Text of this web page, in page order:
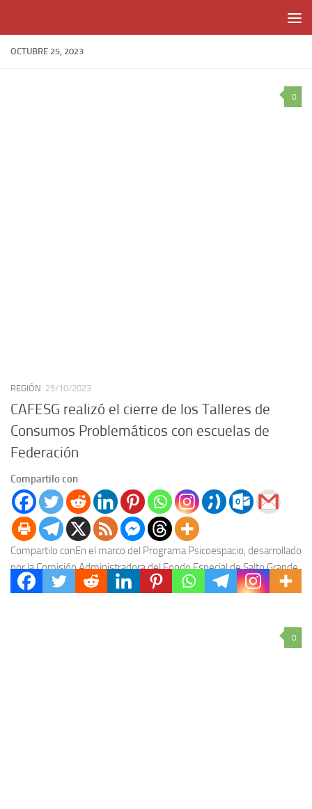
OCTUBRE 25, 2023
0
REGIÓN 25/10/2023
CAFESG realizó el cierre de los Talleres de
Consumos Problemáticos con escuelas de
Federación
Compartilo con
Compartilo con​​En el marco del Programa Psicoespacio, desarrollado
por la Comisión Administradora del Fondo Especial de Salto Grande
(CAFESG), se llevó adelante la jornada de...
0